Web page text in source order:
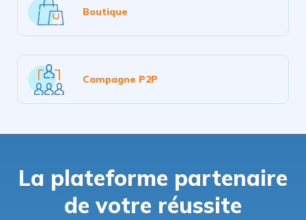
Boutique
Campagne P2P
La plateforme partenaire
de votre réussite